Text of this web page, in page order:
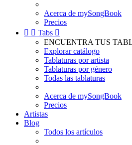
Acerca de mySongBook
Precios
  Tabs 
ENCUENTRA TUS
Explorar catálogo
Tablaturas por artista
Tablaturas por género
Todas las tablaturas
Acerca de mySongBook
Precios
Artistas
Blog
Todos los artículos